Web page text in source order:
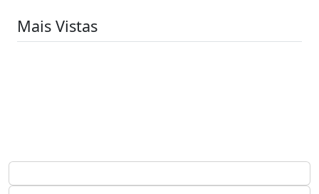
Mais Vistas